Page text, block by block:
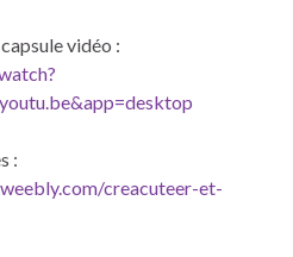
vidéo :
:
creacuteer-et-